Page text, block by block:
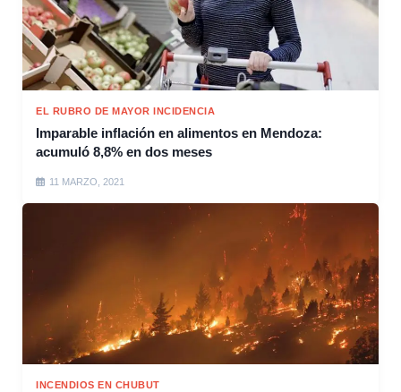
EL RUBRO DE MAYOR INCIDENCIA
Imparable inflación en alimentos en Mendoza:
acumuló 8,8% en dos meses
11 MARZO, 2021
INCENDIOS EN CHUBUT